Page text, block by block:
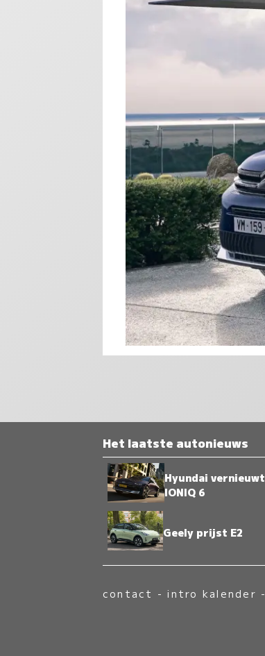
Het laatste autonieuws
Hyundai vernieuwt
IONIQ 6
Geely prijst E2
contact -intro kalender -